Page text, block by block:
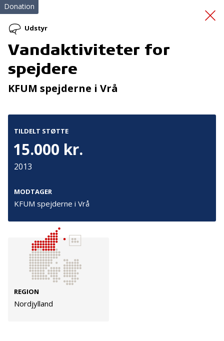
Duocykel
Donation
Udstyr
Vandaktiviteter for
spejdere
KFUM spejderne i Vrå
TILDELT STØTTE
15.000 kr.
2013
MODTAGER
KFUM spejderne i Vrå
REGION
Nordjylland
Tilmeld nyhedsbrev
De seneste nyheder om TrygFondens og TryghedsGruppens
Tilmeld
Kontakt
TrygFonden
45 26 08 00
info@trygfonden.dk